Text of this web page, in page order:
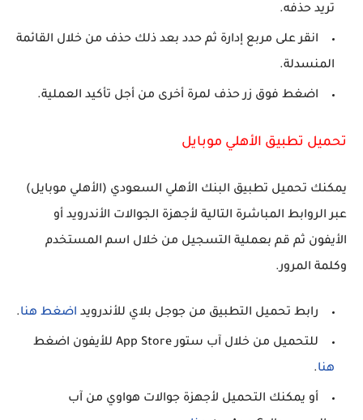
تريد حذفه.
انقر على مربع إدارة ثم حدد بعد ذلك حذف من خلال القائمة
المنسدلة.
اضغط فوق زر حذف لمرة أخرى من أجل تأكيد العملية.
تحميل تطبيق الأهلي موبايل
يمكنك تحميل تطبيق البنك الأهلي السعودي (الأهلي موبايل)
عبر الروابط المباشرة التالية لأجهزة الجوالات الأندرويد أو
الأيفون ثم قم بعملية التسجيل من خلال اسم المستخدم
وكلمة المرور.
رابط تحميل التطبيق من جوجل بلاي للأندرويد اضغط هنا.
للتحميل من خلال آب ستور App Store للأيفون اضغط
هنا.
أو يمكنك التحميل لأجهزة جوالات هواوي من آب